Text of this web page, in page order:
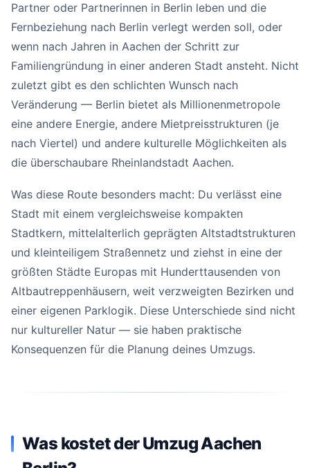
Partner oder Partnerinnen in Berlin leben und die
Fernbeziehung nach Berlin verlegt werden soll, oder
wenn nach Jahren in Aachen der Schritt zur
Familiengründung in einer anderen Stadt ansteht. Nicht
zuletzt gibt es den schlichten Wunsch nach
Veränderung — Berlin bietet als Millionenmetropole
eine andere Energie, andere Mietpreisstrukturen (je
nach Viertel) und andere kulturelle Möglichkeiten als
die überschaubare Rheinlandstadt Aachen.
Was diese Route besonders macht: Du verlässt eine
Stadt mit einem vergleichsweise kompakten
Stadtkern, mittelalterlich geprägten Altstadtstrukturen
und kleinteiligem Straßennetz und ziehst in eine der
größten Städte Europas mit Hunderttausenden von
Altbautreppenhäusern, weit verzweigten Bezirken und
einer eigenen Parklogik. Diese Unterschiede sind nicht
nur kultureller Natur — sie haben praktische
Konsequenzen für die Planung deines Umzugs.
Was kostet der Umzug Aachen